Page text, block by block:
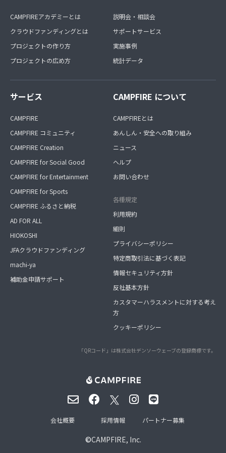
CAMPFIREアカデミーとは
クラウドファンディングとは
プロジェクトの作り方
プロジェクトの広め方
説明会・相談会
サポートサービス
実施事例
統計データ
サービス
CAMPFIRE
CAMPFIRE コミュニティ
CAMPFIRE Creation
CAMPFIRE for Social Good
CAMPFIRE for Entertainment
CAMPFIRE for Sports
CAMPFIRE ふるさと納税
AD FOR ALL
HIOKOSHI
JFAクラウドファンディング
machi-ya
補助金申請サポート
CAMPFIRE について
CAMPFIREとは
あんしん・安全への取り組み
ニュース
ヘルプ
お問い合わせ
各種規定
利用規約
細則
プライバシーポリシー
特定商取引法に基づく表記
情報セキュリティ方針
反社基本方針
カスタマーハラスメントに対する考え
方
クッキーポリシー
「QRコード」は株式会社デンソーウェーブの登録商標です。
©CAMPFIRE, Inc.
会社概要 採用情報 パートナー募集